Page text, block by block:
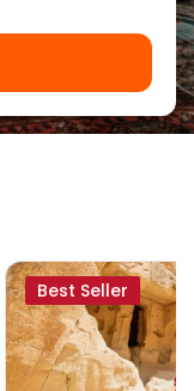
Best Seller